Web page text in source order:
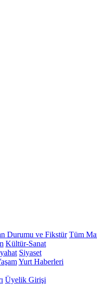
Durumu ve Fikstür Tüm
Kültür-Sanat
Siyaset
Yurt Haberleri
Üyelik Girişi